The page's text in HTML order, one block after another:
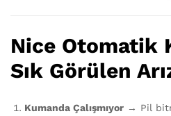
Nice Otomatik
Sık Görülen
Kumanda Çalışmıyor → Pil